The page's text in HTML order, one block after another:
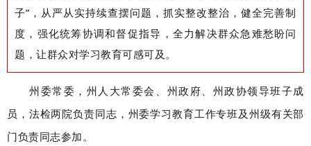
子”，从严从实持续查摆问题，抓实整改整治，健全完善制
度，强化统筹协调和督促指导， 全力解决群众急难愁盼问
题，让群众对学习教育可感可及。
州委常委，州人大常委会、州政府、州政协领导班子成
员，法检两院负责同志，州委学习教育工作专班及州级有关部
门负责同志参加。